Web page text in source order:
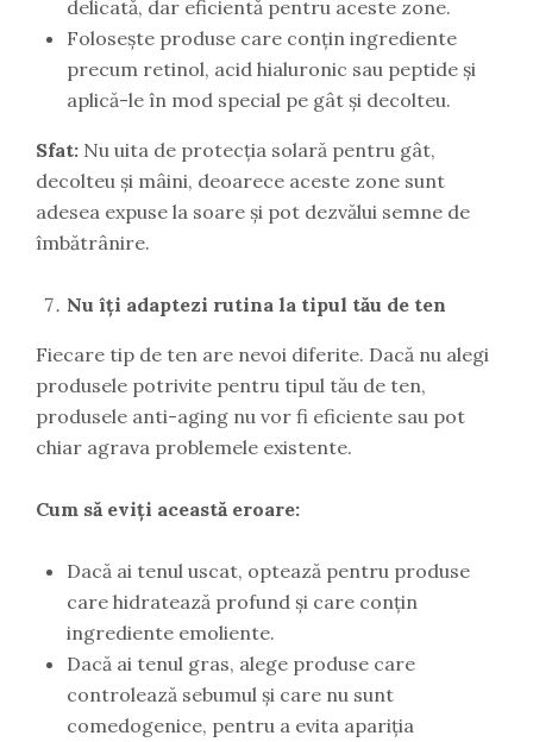
delicată, dar eficientă pentru aceste zone.
Folosește produse care conțin ingrediente
precum retinol, acid hialuronic sau peptide și
aplică-le în mod special pe gât și decolteu.
Sfat: Nu uita de protecția solară pentru gât,
decolteu și mâini, deoarece aceste zone sunt
adesea expuse la soare și pot dezvălui semne de
îmbătrânire.
Nu îți adaptezi rutina la tipul tău de ten
Fiecare tip de ten are nevoi diferite. Dacă nu alegi
produsele potrivite pentru tipul tău de ten,
produsele anti-aging nu vor fi eficiente sau pot
chiar agrava problemele existente.
Cum să eviți această eroare:
Dacă ai tenul uscat, optează pentru produse
care hidratează profund și care conțin
ingrediente emoliente.
Dacă ai tenul gras, alege produse care
controlează sebumul și care nu sunt
comedogenice, pentru a evita apariția